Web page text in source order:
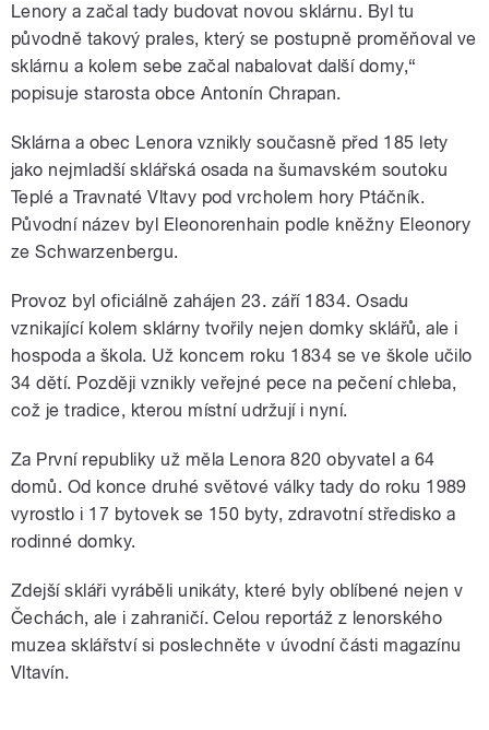
Lenory a začal tady budovat novou sklárnu. Byl tu
původně takový prales, který se postupně proměňoval ve
sklárnu a kolem sebe začal nabalovat další domy,“
popisuje starosta obce Antonín Chrapan.
Sklárna a obec Lenora vznikly současně před 185 lety
jako nejmladší sklářská osada na šumavském soutoku
Teplé a Travnaté Vltavy pod vrcholem hory Ptáčník.
Původní název byl Eleonorenhain podle kněžny Eleonory
ze Schwarzenbergu.
Provoz byl oficiálně zahájen 23. září 1834. Osadu
vznikající kolem sklárny tvořily nejen domky sklářů, ale i
hospoda a škola. Už koncem roku 1834 se ve škole učilo
34 dětí. Později vznikly veřejné pece na pečení chleba,
což je tradice, kterou místní udržují i nyní.
Za První republiky už měla Lenora 820 obyvatel a 64
domů. Od konce druhé světové války tady do roku 1989
vyrostlo i 17 bytovek se 150 byty, zdravotní středisko a
rodinné domky.
Zdejší skláři vyráběli unikáty, které byly oblíbené nejen v
Čechách, ale i zahraničí. Celou reportáž z lenorského
muzea sklářství si poslechněte v úvodní části magazínu
Vltavín.